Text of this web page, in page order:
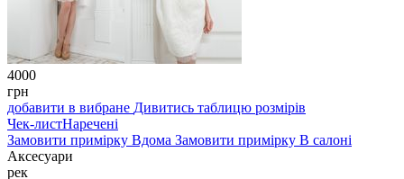
4000
грн
добавити в вибране Дивитись таблицю розмірів
Чек-листНаречені
Замовити примірку Вдома Замовити примірку В салоні
Аксесуари
рек